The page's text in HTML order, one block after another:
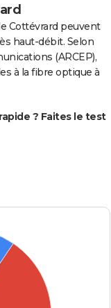
Cottévrard peuvent
haut-débit. Selon
(ARCEP),
à la fibre optique à
? Faites le test